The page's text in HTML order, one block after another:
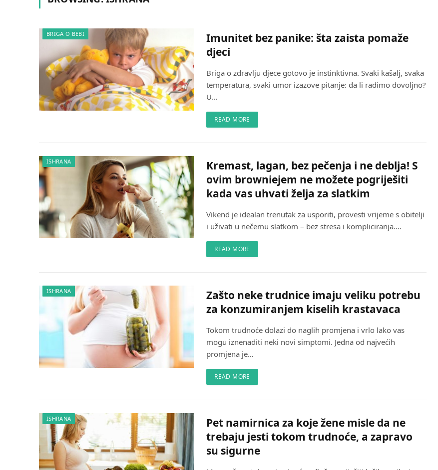
BRIGA O BEBI
Imunitet bez panike: šta zaista pomaže
djeci
Briga o zdravlju djece gotovo je instinktivna. Svaki kašalj, svaka
temperatura, svaki umor izazove pitanje: da li radimo dovoljno?
U…
READ MORE
ISHRANA
Kremast, lagan, bez pečenja i ne deblja! S
ovim browniejem ne možete pogriješiti
kada vas uhvati želja za slatkim
Vikend je idealan trenutak za usporiti, provesti vrijeme s obitelji
i uživati u nečemu slatkom – bez stresa i kompliciranja.…
READ MORE
ISHRANA
Zašto neke trudnice imaju veliku potrebu
za konzumiranjem kiselih krastavaca
Tokom trudnoće dolazi do naglih promjena i vrlo lako vas
mogu iznenaditi neki novi simptomi. Jedna od najvećih
promjena je…
READ MORE
ISHRANA
Pet namirnica za koje žene misle da ne
trebaju jesti tokom trudnoće, a zapravo
su sigurne